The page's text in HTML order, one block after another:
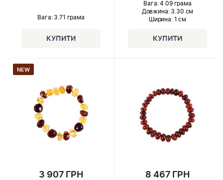
Вага: 3.71 грама
Вага: 4.09 грама
Довжина:3.30 см
Ширина: 1 см
NEW
3 907 ГРН 8 467 ГРН